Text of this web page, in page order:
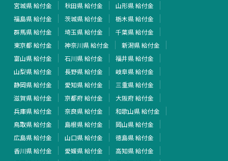
宮城県 給付金
秋田県 給付金
山形県 給付金
福島県 給付金
茨城県 給付金
栃木県 給付金
群馬県 給付金
埼玉県 給付金
千葉県 給付金
東京都 給付金
神奈川県 給付金
新潟県 給付金
富山県 給付金
石川県 給付金
福井県 給付金
山梨県 給付金
長野県 給付金
岐阜県 給付金
静岡県 給付金
愛知県 給付金
三重県 給付金
滋賀県 給付金
京都府 給付金
大阪府 給付金
兵庫県 給付金
奈良県 給付金
和歌山県 給付金
鳥取県 給付金
島根県 給付金
岡山県 給付金
広島県 給付金
山口県 給付金
徳島県 給付金
香川県 給付金
愛媛県 給付金
高知県 給付金